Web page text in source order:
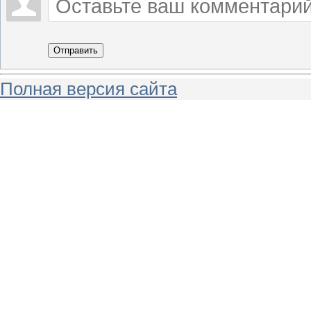
Отправить
Полная версия сайта